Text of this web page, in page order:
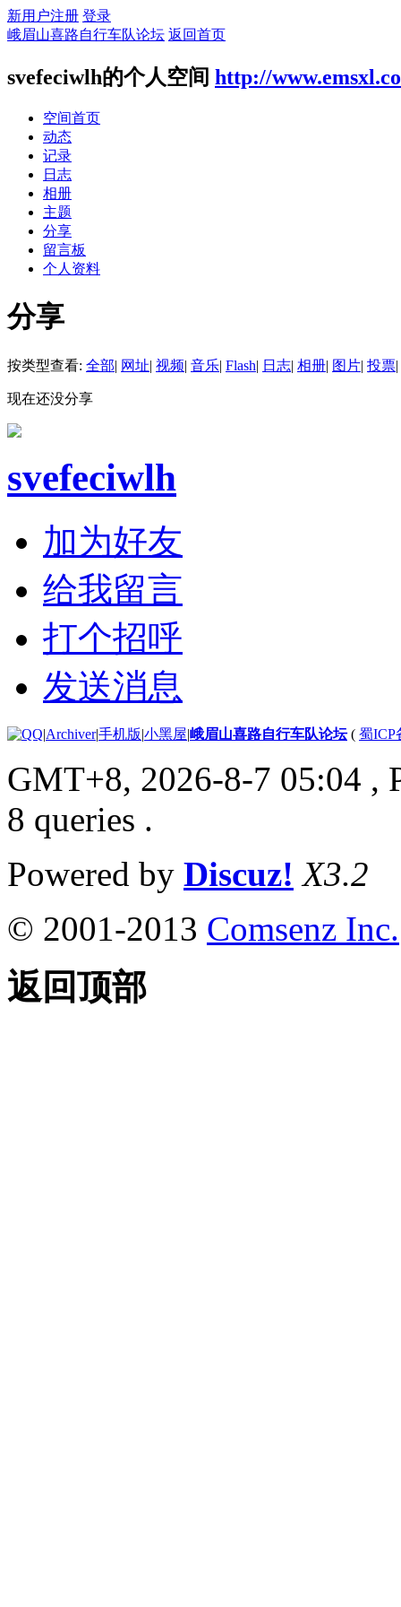
新用户注册 登录
峨眉山喜路自行车队论坛 返回首页
svefeciwlh的个人空间 http://
空间首页
动态
记录
日志
相册
主题
分享
留言板
个人资料
分享
按类型查看: 全部| 网址| 视频| 音乐| Flash| 日志| 相册| 图片| 投票|
现在还没分享
svefeciwlh
加为好友
给我留言
打个招呼
发送消息
|Archiver|手机版|小黑屋|峨眉山喜路自行车队论坛( 蜀ICP
GMT+8, 2026-8-7 05:04 ,
8 queries .
Powered by Discuz! X3.2
© 2001-2013 Comsenz Inc.
返回顶部